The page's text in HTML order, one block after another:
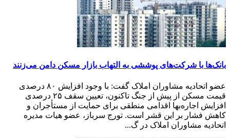
بانک‌ها با شرکت‌های پوششی به التهاب بازار مسکن دامن می‌زنند
عضو اتحادیه مشاوران املاک گفت: با وجود افزایش ۸۰ درصدی
قیمت مسکن از پیش از جنگ تاکنون، تعیین سقف ۲۵ درصدی
افزایش اجاره‌بها اقدامی منطقی برای حمایت از مستأجران و
کاهش فشار بر این قشر است. تورج سرباز، عضو هیات مدیره
اتحادیه مشاوران املاک در گ...